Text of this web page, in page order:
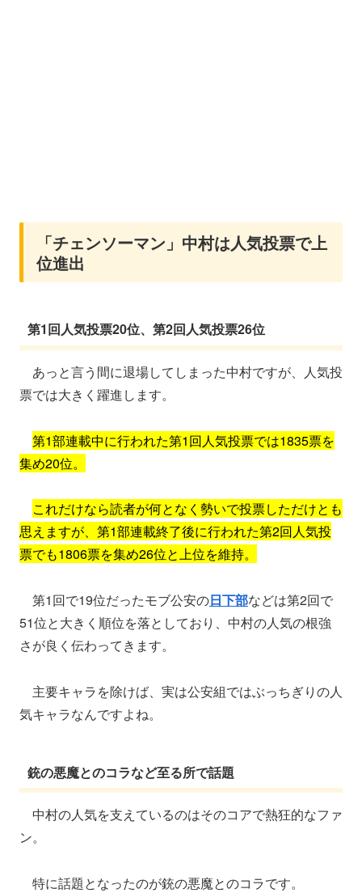
「チェンソーマン」中村は人気投票で上
位進出
第1回人気投票20位、第2回人気投票26位
あっと言う間に退場してしまった中村ですが、人気投
票では大きく躍進します。
第1部連載中に行われた第1回人気投票では1835票を
集め20位。
これだけなら読者が何となく勢いで投票しただけとも
思えますが、第1部連載終了後に行われた第2回人気投
票でも1806票を集め26位と上位を維持。
第1回で19位だったモブ公安の日下部などは第2回で
51位と大きく順位を落としており、中村の人気の根強
さが良く伝わってきます。
主要キャラを除けば、実は公安組ではぶっちぎりの人
気キャラなんですよね。
銃の悪魔とのコラなど至る所で話題
中村の人気を支えているのはそのコアで熱狂的なファ
ン。
特に話題となったのが銃の悪魔とのコラです。